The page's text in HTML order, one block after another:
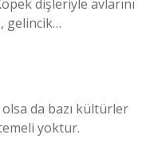
dişleriyle avlarını
gelincik…
da bazı kültürler
yoktur.